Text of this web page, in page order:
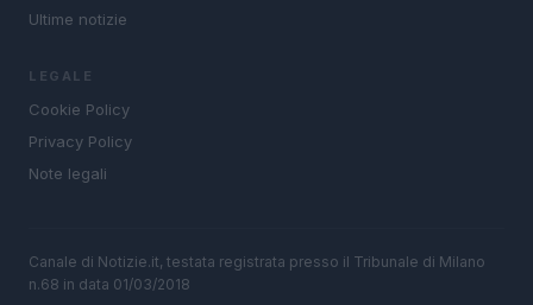
Ultime notizie
LEGALE
Cookie Policy
Privacy Policy
Note legali
Canale di Notizie.it, testata registrata presso il Tribunale di Milano
n.68 in data 01/03/2018